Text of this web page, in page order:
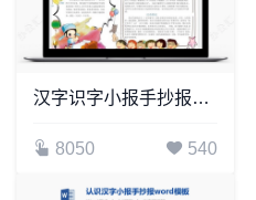
汉字识字小报手抄报word模板(32)
8050 540